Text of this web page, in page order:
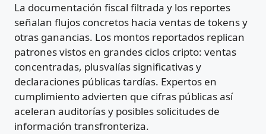
La documentación fiscal filtrada y los reportes
señalan flujos concretos hacia ventas de tokens y
otras ganancias. Los montos reportados replican
patrones vistos en grandes ciclos cripto: ventas
concentradas, plusvalías significativas y
declaraciones públicas tardías. Expertos en
cumplimiento advierten que cifras públicas así
aceleran auditorías y posibles solicitudes de
información transfronteriza.